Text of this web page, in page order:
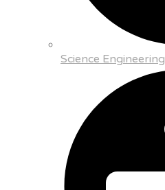
Science Engineering